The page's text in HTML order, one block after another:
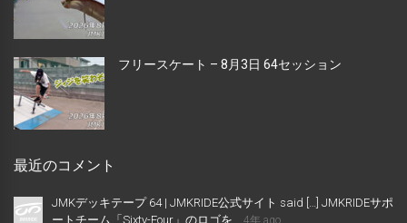
フリースケート – 8月3日 64セッション
最近のコメント
JMKデッキテープ 64 | JMKRIDE公式サイト said […] JMKRIDEサポ
ートチーム「Sixty-Four」のロゴを...
4年 ago